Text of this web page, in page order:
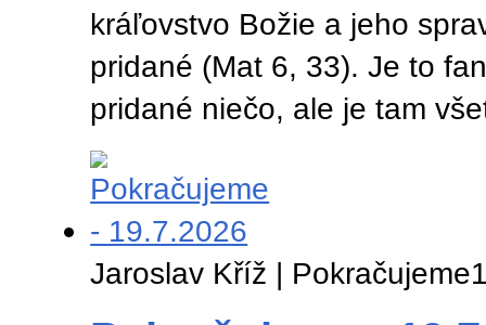
kráľovstvo Božie a jeho
pridané (Mat 6, 33). Je to
pridané niečo, ale je tam
Jaroslav Kříž | Pokračujeme